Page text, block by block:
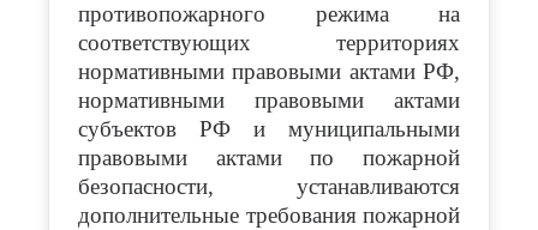
противопожарного режима на
соответствующих территориях
нормативными правовыми актами РФ,
нормативными правовыми актами
субъектов РФ и муниципальными
правовыми актами по пожарной
безопасности, устанавливаются
дополнительные требования пожарной